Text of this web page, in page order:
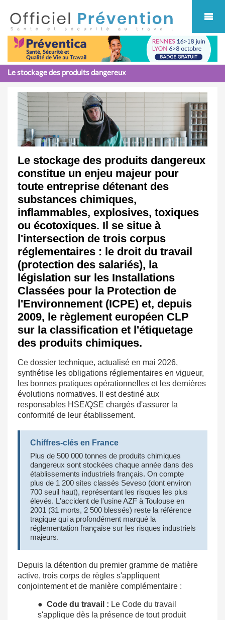
Le stockage des produits dangereux
Le stockage des produits dangereux
constitue un enjeu majeur pour
toute entreprise détenant des
substances chimiques,
inflammables, explosives, toxiques
ou écotoxiques. Il se situe à
l'intersection de trois corpus
réglementaires : le droit du travail
(protection des salariés), la
législation sur les Installations
Classées pour la Protection de
l'Environnement (ICPE) et, depuis
2009, le règlement européen CLP
sur la classification et l'étiquetage
des produits chimiques.
Ce dossier technique, actualisé en mai 2026,
synthétise les obligations réglementaires en vigueur,
les bonnes pratiques opérationnelles et les dernières
évolutions normatives. Il est destiné aux
responsables HSE/QSE chargés d'assurer la
conformité de leur établissement.
Chiffres-clés en France
Plus de 500 000 tonnes de produits chimiques
dangereux sont stockées chaque année dans des
établissements industriels français. On compte
plus de 1 200 sites classés Seveso (dont environ
700 seuil haut), représentant les risques les plus
élevés. L'accident de l'usine AZF à Toulouse en
2001 (31 morts, 2 500 blessés) reste la référence
tragique qui a profondément marqué la
réglementation française sur les risques industriels
majeurs.
Depuis la détention du premier gramme de matière
active, trois corps de règles s'appliquent
conjointement et de manière complémentaire :
● Code du travail : Le Code du travail
s'applique dès la présence de tout produit